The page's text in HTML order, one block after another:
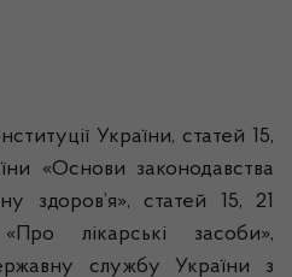
України, статей 15,
«Основи законодавства
здоров’я», статей 15, 21
лікарські засоби»,
службу України з